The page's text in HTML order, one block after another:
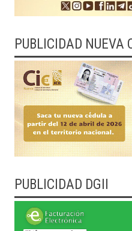
PUBLICIDAD NUEVA
PUBLICIDAD DGII